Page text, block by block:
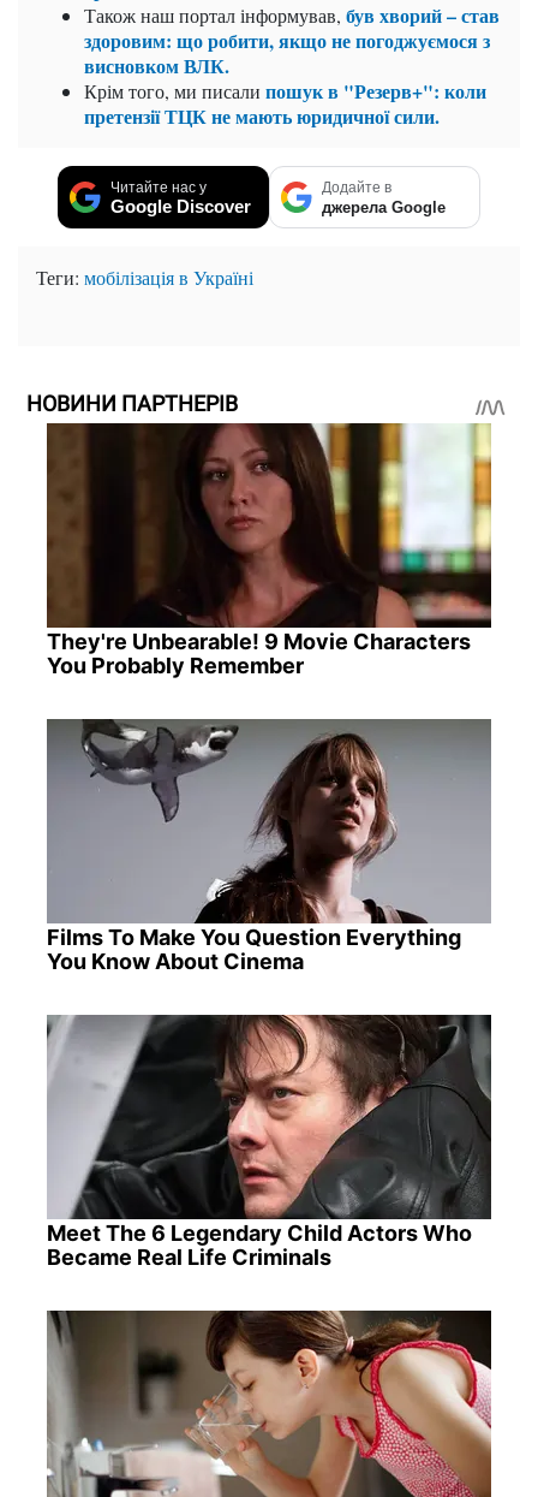
Також наш портал інформував, був хворий – став
здоровим: що робити, якщо не погоджуємося з
висновком ВЛК.
Крім того, ми писали пошук в "Резерв+": коли
претензії ТЦК не мають юридичної сили.
Читайте нас у
Google Discover
Додайте в
джерела Google
Теги: мобілізація в Україні
НОВИНИ ПАРТНЕРІВ
They're Unbearable! 9 Movie Characters
You Probably Remember
Films To Make You Question Everything
You Know About Cinema
Meet The 6 Legendary Child Actors Who
Became Real Life Criminals